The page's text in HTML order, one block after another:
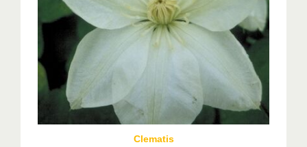
Clematis